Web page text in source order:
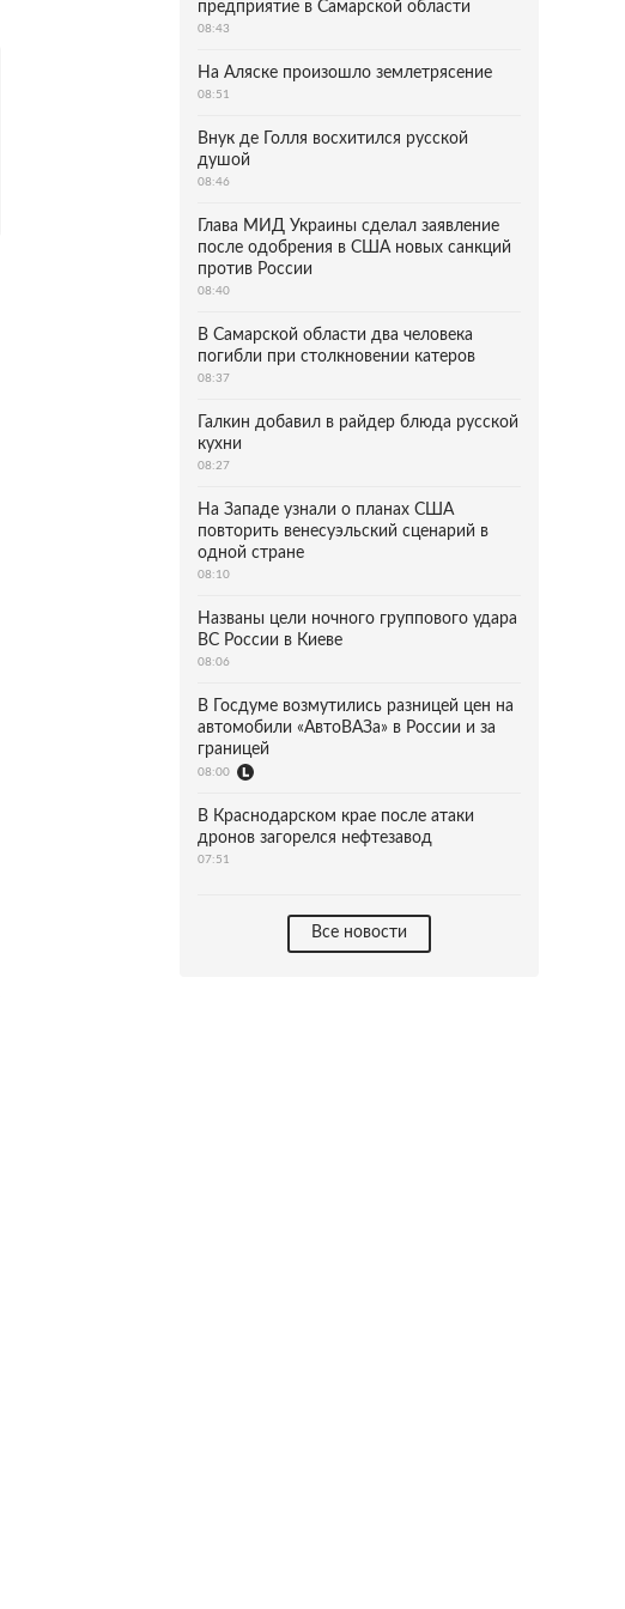
предприятие в Самарской области
08:43
На Аляске произошло землетрясение
08:51
Внук де Голля восхитился русской
душой
08:46
Глава МИД Украины сделал заявление
после одобрения в США новых санкций
против России
08:40
В Самарской области два человека
погибли при столкновении катеров
08:37
Галкин добавил в райдер блюда русской
кухни
08:27
На Западе узнали о планах США
повторить венесуэльский сценарий в
одной стране
08:10
Названы цели ночного группового удара
ВС России в Киеве
08:06
В Госдуме возмутились разницей цен на
автомобили «АвтоВАЗа» в России и за
границей
08:00
В Краснодарском крае после атаки
дронов загорелся нефтезавод
07:51
Все новости